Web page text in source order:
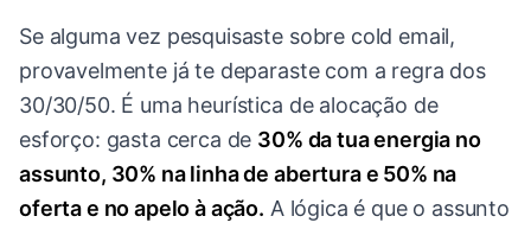
Se alguma vez pesquisaste sobre cold email,
provavelmente já te deparaste com a regra dos
30/30/50. É uma heurística de alocação de
esforço: gasta cerca de 30% da tua energia no
assunto, 30% na linha de abertura e 50% na
oferta e no apelo à ação. A lógica é que o assunto